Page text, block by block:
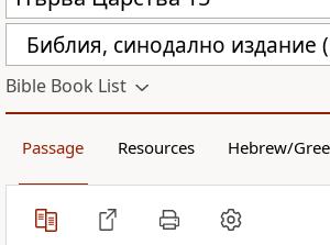
Библия, синодално издание
Bible Book List
Passage Resources Hebrew/